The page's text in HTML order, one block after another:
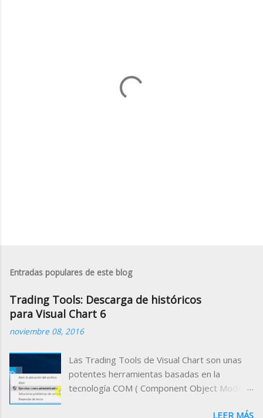
Entradas populares de este blog
Trading Tools: Descarga de históricos
para Visual Chart 6
noviembre 08, 2016
Las Trading Tools de Visual Chart son unas
potentes herramientas basadas en la
tecnología COM ( Component Object Model )
LEER MÁS